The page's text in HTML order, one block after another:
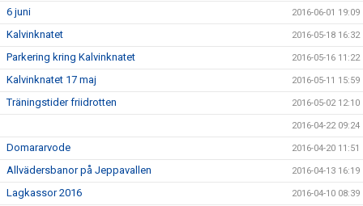
6 juni 2016-06-01 19:09
Kalvinknatet 2016-05-18 16:32
Parkering kring Kalvinknatet 2016-05-16 11:22
Kalvinknatet 17 maj 2016-05-11 15:59
Träningstider friidrotten 2016-05-02 12:10
2016-04-22 09:24
Domararvode 2016-04-20 11:51
Allvädersbanor på Jeppavallen 2016-04-13 16:19
Lagkassor 2016 2016-04-10 08:39